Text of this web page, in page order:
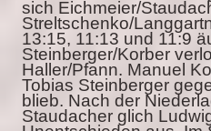
sich Eichmeier/
Streltschenko/
13:15, 11:13 und 11:9
Steinberger/Korber
Haller/Pfann. Manuel
Tobias Steinberger
blieb. Nach der
Staudacher glich